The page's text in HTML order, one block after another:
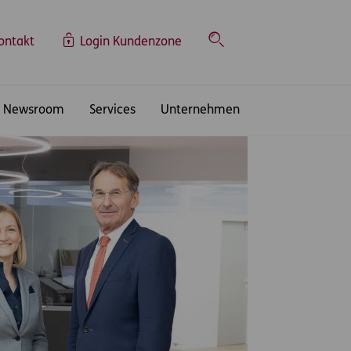
Login Kundenzone
Suche
Newsroom Services Unternehmen